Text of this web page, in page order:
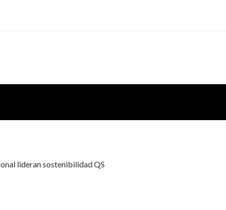
lideran sostenibilidad QS